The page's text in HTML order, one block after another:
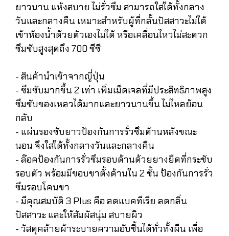
ยาวนาน แห้งสบาย ไม่รั่วซึม สามารถใส่ได้ทั้งกลาง
วันและกลางคืน เหมาะสำหรับผู้ที่กลั้นปัสสาวะไม่ได้
เข้าห้องน้ำด้วยตัวเองไม่ได้ หรือเคลื่อนไหวไม่สะดวก
ซึมซับสูงสุดถึง 700 ซีซี
- สินค้านำเข้าจากญี่ปุ่น
- ซึมซับมากขึ้น 2 เท่า เพิ่มเม็ดเจลที่มีประสิทธิภาพสูง
ซึมซับของเหลวได้มากและยาวนานขึ้น ไม่ไหลย้อน
กลับ
- แผ่นรองซับยาวป้องกันการรั่วซึมด้านหลังขณะ
นอน จึงใส่ได้ทั้งกลางวันและกลางคืน
- ล๊อคป้องกันการรั่วซึมรอบด้านด้วยยางยืดที่กระชับ
รอบตัว พร้อมมีขอบขาตั้งด้านใน 2 ชั้น ป้องกันการรั่ว
ซึมรอบโคนขา
- มีคุณสมบัติ 3 Plus คือ ลดแบคทีเรีย ลดกลิ่น
ปัสสาวะ และให้สัมผัสนุ่ม สบายผิว
- วัสดุคล้ายผ้าระบายความอับชื้นได้ทั่วทั้งผืน เพื่อ